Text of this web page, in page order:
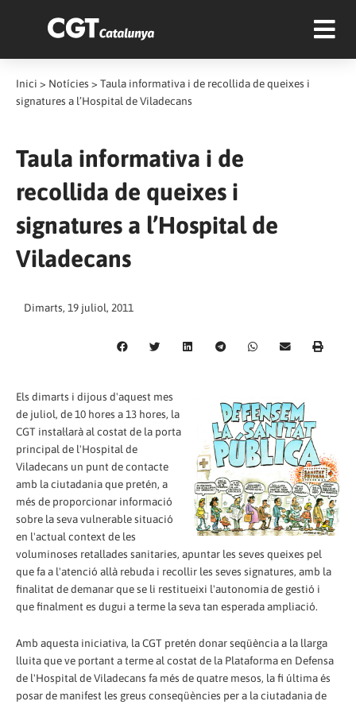
Inici > Notícies > Taula informativa i de recollida de queixes i
signatures a l’Hospital de Viladecans
Taula informativa i de
recollida de queixes i
signatures a l’Hospital de
Viladecans
Dimarts, 19 juliol, 2011
Els dimarts i dijous d'aquest mes
de juliol, de 10 hores a 13 hores, la
CGT instal·larà al costat de la porta
principal de l'Hospital de
Viladecans un punt de contacte
amb la ciutadania que pretén, a
més de proporcionar informació
sobre la seva vulnerable situació
en l'actual context de les
voluminoses retallades sanitaries, apuntar les seves queixes pel
que fa a l'atenció allà rebuda i recollir les seves signatures, amb la
finalitat de demanar que se li restitueixi l'autonomia de gestió i
que finalment es dugui a terme la seva tan esperada ampliació.
Amb aquesta iniciativa, la CGT pretén donar seqüència a la llarga
lluita que ve portant a terme al costat de la Plataforma en Defensa
de l'Hospital de Viladecans fa més de quatre mesos, la fi última és
posar de manifest les greus conseqüències per a la ciutadania de